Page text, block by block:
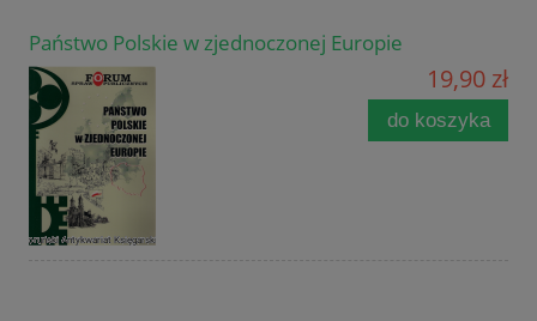
Państwo Polskie w zjednoczonej Europie
19,90 zł
do koszyka